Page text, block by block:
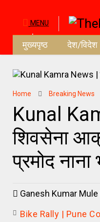
MENU
मुख्यपृष्ठ देश/विदेश
Home Breaking News
Kunal
शिवसेना
प्रमोद नाना
Ganesh Kumar Mule
Bike Rally | Pune